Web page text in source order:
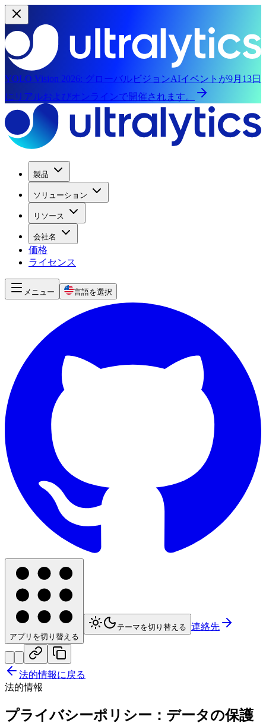
YOLO Vision 2026: グローバルビジョンAIイベントが9月13日
にリアルおよびオンラインで開催されます。
製品
ソリューション
リソース
会社名
価格
ライセンス
メニュー 言語を選択
アプリを切り替える
テーマを切り替える 連絡先
法的情報に戻る
法的情報
プライバシーポリシー：データの保護